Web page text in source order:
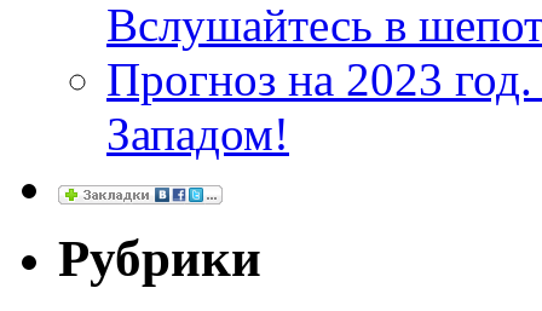
Вслушайтесь в
Прогноз на 2023
Западом!
Рубрики